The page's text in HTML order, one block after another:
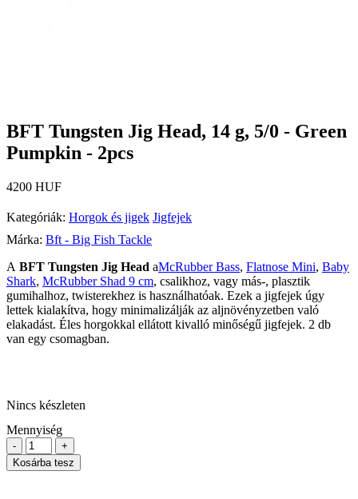
BFT Tungsten Jig Head, 14 g, 5/0 - Green
Pumpkin - 2pcs
4200 HUF
Kategóriák: Horgok és jigek Jigfejek
Márka: Bft - Big Fish Tackle
A BFT Tungsten Jig Head aMcRubber Bass, Flatnose Mini, Baby
Shark, McRubber Shad 9 cm, csalikhoz, vagy más-, plasztik
gumihalhoz, twisterekhez is használhatóak. Ezek a jigfejek úgy
lettek kialakítva, hogy minimalizálják az aljnövényzetben való
elakadást. Éles horgokkal ellátott kivalló minőségű jigfejek. 2 db
van egy csomagban.
Nincs készleten
Mennyiség
-
+
Kosárba tesz